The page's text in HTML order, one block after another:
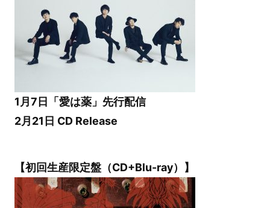
1月7日「愛は薬」先行配信
2月21日 CD Release
【初回生産限定盤（CD+Blu-ray）】